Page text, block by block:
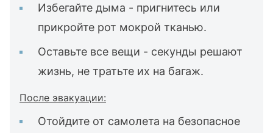
Избегайте дыма - пригнитесь или
прикройте рот мокрой тканью.
Оставьте все вещи - секунды решают
жизнь, не тратьте их на багаж.
После эвакуации:
Отойдите от самолета на безопасное